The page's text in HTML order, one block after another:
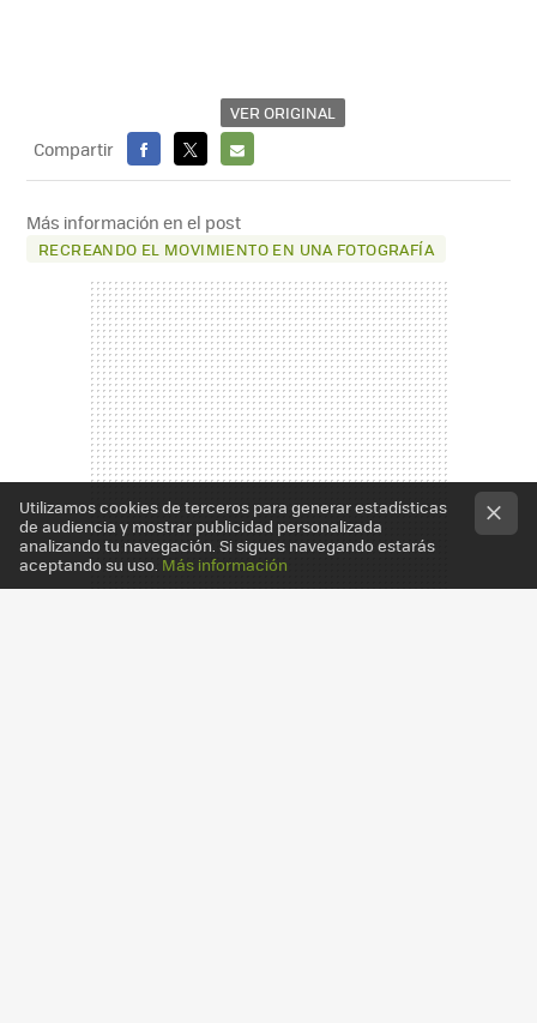
VER ORIGINAL
Compartir
FACEBOOK
X
E-
MAIL
Más información en el post
RECREANDO EL MOVIMIENTO EN UNA FOTOGRAFÍA
Utilizamos cookies de terceros para generar estadísticas
de audiencia y mostrar publicidad personalizada
analizando tu navegación. Si sigues navegando estarás
aceptando su uso. Más información